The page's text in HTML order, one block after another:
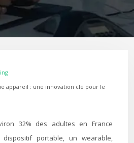
appareil : une innovation clé pour le
portable, un wearable,